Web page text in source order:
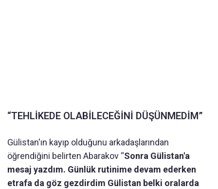
“TEHLİKEDE OLABİLECEĞİNİ DÜŞÜNMEDİM”
Gülistan'ın kayıp olduğunu arkadaşlarından
öğrendiğini belirten Abarakov “Sonra Gülistan'a
mesaj yazdım. Günlük rutinime devam ederken
etrafa da göz gezdirdim Gülistan belki oralarda